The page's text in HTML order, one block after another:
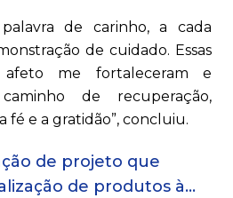
de carinho, a cada
de cuidado. Essas
afeto me fortaleceram e
de recuperação,
fé e a gratidão”, concluiu.
de projeto que
de produtos à